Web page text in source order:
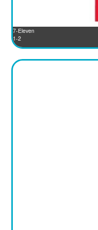
7-Eleven
1-2